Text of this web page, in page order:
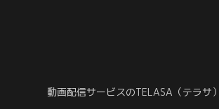
動画配信サービスのTELASA（テラサ）